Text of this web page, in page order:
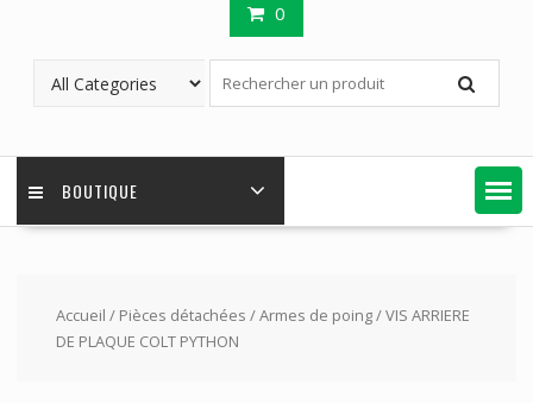
0
BOUTIQUE
Accueil / Pièces détachées /Armes de poing/ VIS ARRIERE
DE PLAQUE COLT PYTHON